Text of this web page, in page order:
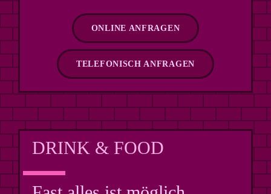
ONLINE ANFRAGEN
TELEFONISCH ANFRAGEN
DRINK & FOOD